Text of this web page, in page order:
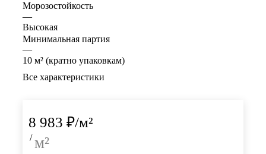
Морозостойкость
—
Высокая
Минимальная партия
—
10 м² (кратно упаковкам)
Все характеристики
8 983 ₽/м²
/ м²